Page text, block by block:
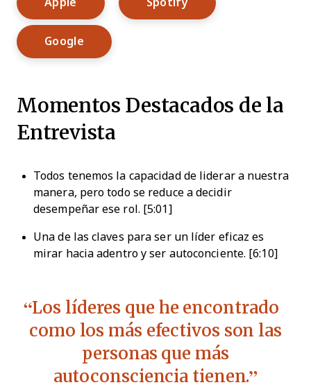
Apple Spotify
GoogleOpens New Window
Momentos Destacados de la
Entrevista
Todos tenemos la capacidad de liderar a nuestra
manera, pero todo se reduce a decidir
desempeñar ese rol. [5:01]
Una de las claves para ser un líder eficaz es
mirar hacia adentro y ser autoconciente. [6:10]
Los líderes que he encontrado
como los más efectivos son las
personas que más
autoconsciencia tienen.